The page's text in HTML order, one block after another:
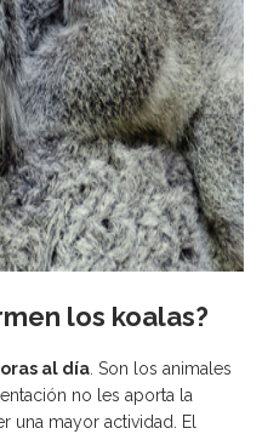
los koalas?
al día. Son los animales
no les aporta la
una mayor actividad. El